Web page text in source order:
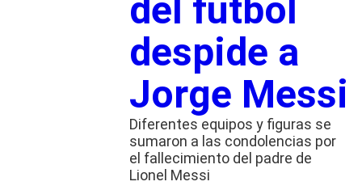
del futbol
despide a
Jorge Messi
Diferentes equipos y figuras se
sumaron a las condolencias por
el fallecimiento del padre de
Lionel Messi